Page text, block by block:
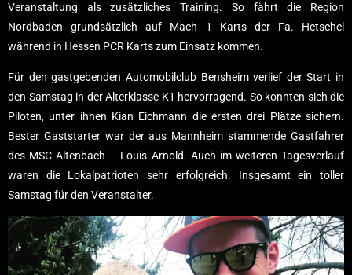
Veranstaltung als zusätzliches Training. So fährt die Region
Nordbaden grundsätzlich auf Mach 1 Karts der Fa. Hetschel
während in Hessen PCR Karts zum Einsatz kommen.
Für den gastgebenden Automobilclub Bensheim verlief der Start in
den Samstag in der Alterklasse K1 hervorragend. So konnten sich die
Piloten, unter ihnen Kian Eichmann die ersten drei Plätze sichern.
Bester Gaststarter war der aus Mannheim stammende Gastfahrer
des MSC Altenbach – Louis Arnold. Auch im weiteren Tagesverlauf
waren die Lokalpatrioten sehr erfolgreich. Insgesamt ein toller
Samstag für den Veranstalter.